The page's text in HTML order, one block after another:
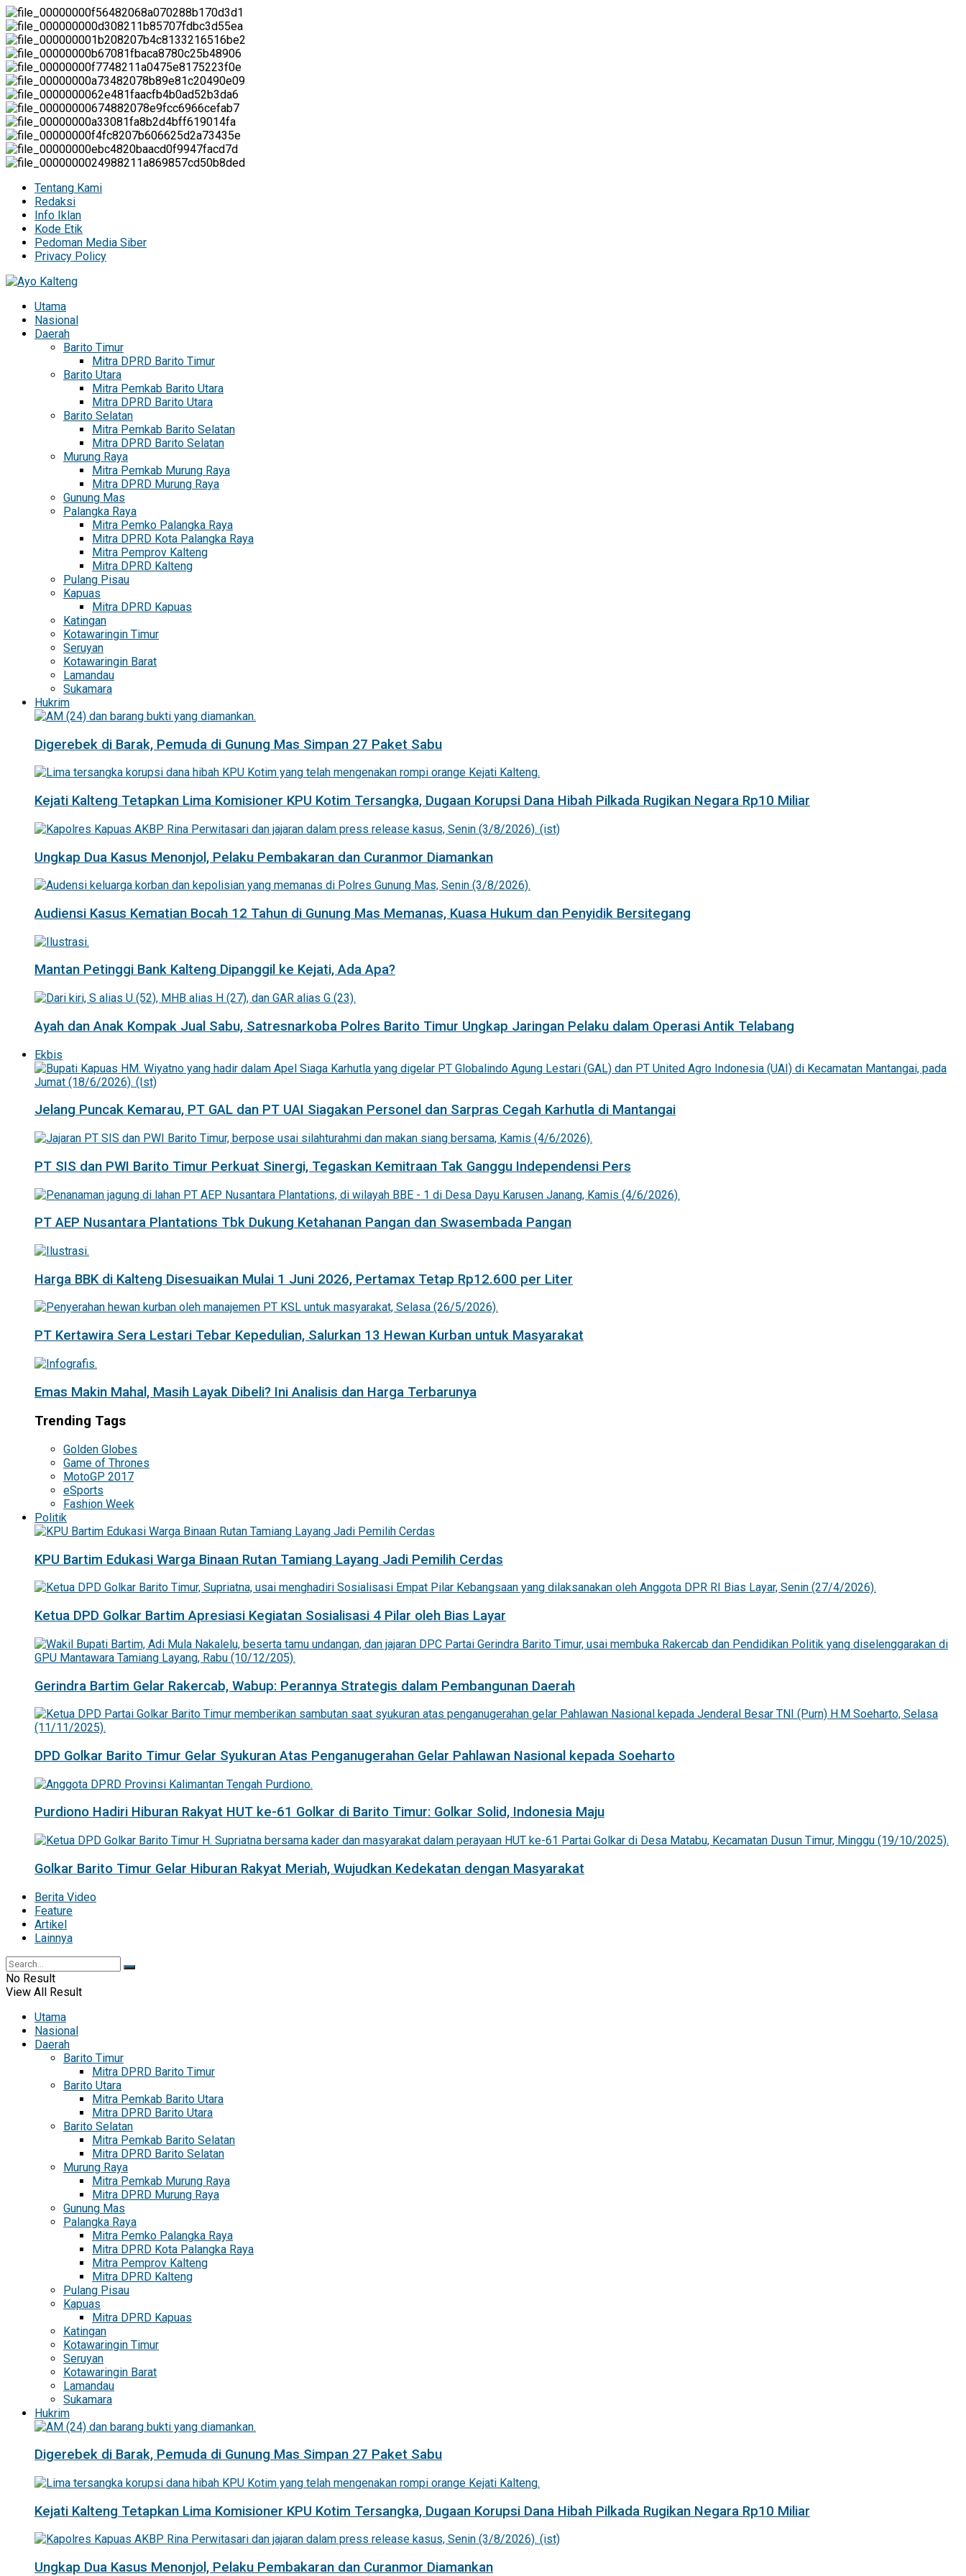
Tentang Kami
Redaksi
Info Iklan
Kode Etik
Pedoman Media Siber
Privacy Policy
Utama
Nasional
Daerah
Barito Timur
Mitra DPRD Barito Timur
Barito Utara
Mitra Pemkab Barito Utara
Mitra DPRD Barito Utara
Barito Selatan
Mitra Pemkab Barito Selatan
Mitra DPRD Barito Selatan
Murung Raya
Mitra Pemkab Murung Raya
Mitra DPRD Murung Raya
Gunung Mas
Palangka Raya
Mitra Pemko Palangka Raya
Mitra DPRD Kota Palangka Raya
Mitra Pemprov Kalteng
Mitra DPRD Kalteng
Pulang Pisau
Kapuas
Mitra DPRD Kapuas
Katingan
Kotawaringin Timur
Seruyan
Kotawaringin Barat
Lamandau
Sukamara
Hukrim
Digerebek di Barak, Pemuda di Gunung Mas Simpan 27 Paket Sabu
Kejati Kalteng Tetapkan Lima Komisioner KPU Kotim Tersangka, Dugaan Korupsi Dana Hibah Pilkada Rugikan Negara Rp10 Miliar
Ungkap Dua Kasus Menonjol, Pelaku Pembakaran dan Curanmor Diamankan
Audiensi Kasus Kematian Bocah 12 Tahun di Gunung Mas Memanas, Kuasa Hukum dan Penyidik Bersitegang
Mantan Petinggi Bank Kalteng Dipanggil ke Kejati, Ada Apa?
Ayah dan Anak Kompak Jual Sabu, Satresnarkoba Polres Barito Timur Ungkap Jaringan Pelaku dalam Operasi Antik Telabang
Ekbis
Jelang Puncak Kemarau, PT GAL dan PT UAI Siagakan Personel dan Sarpras Cegah Karhutla di Mantangai
PT SIS dan PWI Barito Timur Perkuat Sinergi, Tegaskan Kemitraan Tak Ganggu Independensi Pers
PT AEP Nusantara Plantations Tbk Dukung Ketahanan Pangan dan Swasembada Pangan
Harga BBK di Kalteng Disesuaikan Mulai 1 Juni 2026, Pertamax Tetap Rp12.600 per Liter
PT Kertawira Sera Lestari Tebar Kepedulian, Salurkan 13 Hewan Kurban untuk Masyarakat
Emas Makin Mahal, Masih Layak Dibeli? Ini Analisis dan Harga Terbarunya
Trending Tags
Golden Globes
Game of Thrones
MotoGP 2017
eSports
Fashion Week
Politik
KPU Bartim Edukasi Warga Binaan Rutan Tamiang Layang Jadi Pemilih Cerdas
Ketua DPD Golkar Bartim Apresiasi Kegiatan Sosialisasi 4 Pilar oleh Bias Layar
Gerindra Bartim Gelar Rakercab, Wabup: Perannya Strategis dalam Pembangunan Daerah
DPD Golkar Barito Timur Gelar Syukuran Atas Penganugerahan Gelar Pahlawan Nasional kepada Soeharto
Purdiono Hadiri Hiburan Rakyat HUT ke-61 Golkar di Barito Timur: Golkar Solid, Indonesia Maju
Golkar Barito Timur Gelar Hiburan Rakyat Meriah, Wujudkan Kedekatan dengan Masyarakat
Berita Video
Feature
Artikel
Lainnya
No Result
View All Result
Utama
Nasional
Daerah
Barito Timur
Mitra DPRD Barito Timur
Barito Utara
Mitra Pemkab Barito Utara
Mitra DPRD Barito Utara
Barito Selatan
Mitra Pemkab Barito Selatan
Mitra DPRD Barito Selatan
Murung Raya
Mitra Pemkab Murung Raya
Mitra DPRD Murung Raya
Gunung Mas
Palangka Raya
Mitra Pemko Palangka Raya
Mitra DPRD Kota Palangka Raya
Mitra Pemprov Kalteng
Mitra DPRD Kalteng
Pulang Pisau
Kapuas
Mitra DPRD Kapuas
Katingan
Kotawaringin Timur
Seruyan
Kotawaringin Barat
Lamandau
Sukamara
Hukrim
Digerebek di Barak, Pemuda di Gunung Mas Simpan 27 Paket Sabu
Kejati Kalteng Tetapkan Lima Komisioner KPU Kotim Tersangka, Dugaan Korupsi Dana Hibah Pilkada Rugikan Negara Rp10 Miliar
Ungkap Dua Kasus Menonjol, Pelaku Pembakaran dan Curanmor Diamankan